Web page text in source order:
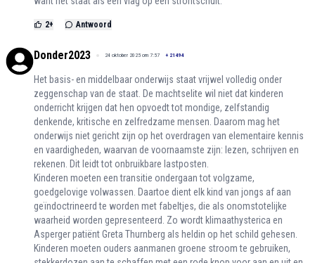
2+ Antwoord
Donder2023 24 oktober 2025 om 7:57 + 21494
Het basis- en middelbaar onderwijs staat vrijwel volledig onder
zeggenschap van de staat. De machtselite wil niet dat kinderen
onderricht krijgen dat hen opvoedt tot mondige, zelfstandig
denkende, kritische en zelfredzame mensen. Daarom mag het
onderwijs niet gericht zijn op het overdragen van elementaire kennis
en vaardigheden, waarvan de voornaamste zijn: lezen, schrijven en
rekenen. Dit leidt tot onbruikbare lastposten.
Kinderen moeten een transitie ondergaan tot volgzame,
goedgelovige volwassen. Daartoe dient elk kind van jongs af aan
geïndoctrineerd te worden met fabeltjes, die als onomstotelijke
waarheid worden gepresenteerd. Zo wordt klimaathysterica en
Asperger patiënt Greta Thurnberg als heldin op het schild gehesen.
Kinderen moeten ouders aanmanen groene stroom te gebruiken,